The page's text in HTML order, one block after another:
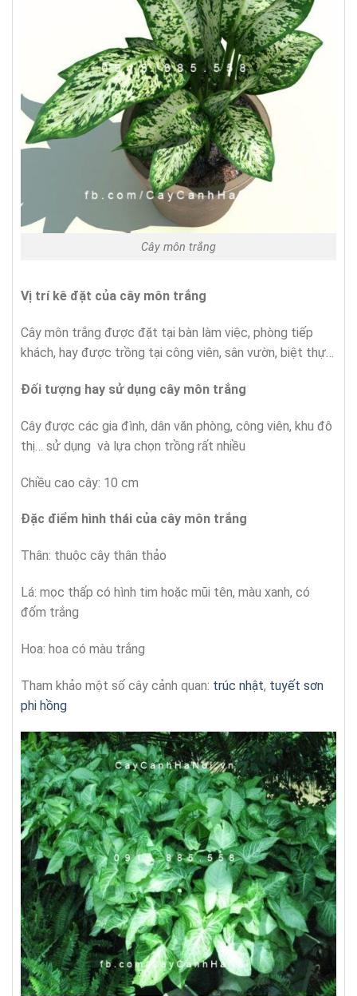
Cây môn trắng
Vị trí kê đặt của cây môn trắng
Cây môn trắng được đặt tại bàn làm việc, phòng tiếp
khách, hay được trồng tại công viên, sân vườn, biệt thự…
Đối tượng hay sử dụng cây môn trắng
Cây được các gia đình, dân văn phòng, công viên, khu đô
thị… sử dụng và lựa chọn trồng rất nhiều
Chiều cao cây: 10 cm
Đặc điểm hình thái của cây môn trắng
Thân: thuộc cây thân thảo
Lá: mọc thấp có hình tim hoặc mũi tên, màu xanh, có
đốm trắng
Hoa: hoa có màu trắng
Tham khảo một số cây cảnh quan: trúc nhật, tuyết sơn
phi hồng